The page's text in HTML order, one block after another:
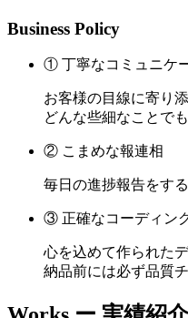
Business Policy
① 丁寧なコミュニケ
お客様の目線に寄り
どんな些細なことで
② こまめな報連相
毎日の進捗報告をす
③ 正確なコーディン
心を込めて作られた
納品前には必ず品質